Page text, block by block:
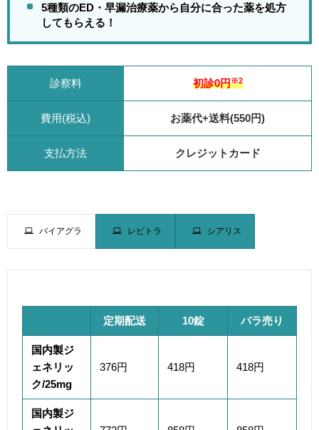
5種類のED・早漏治療薬から自分に合った薬を処方
してもらえる！
診察料 初診0円※2
費用(税込) お薬代+送料(550円)
支払方法 クレジットカード
バイアグラ レビトラ シアリス
定期配送 10錠 バラ売り
国内製ジ
ェネリッ
ク/25mg
376円 418円 418円
国内製ジ